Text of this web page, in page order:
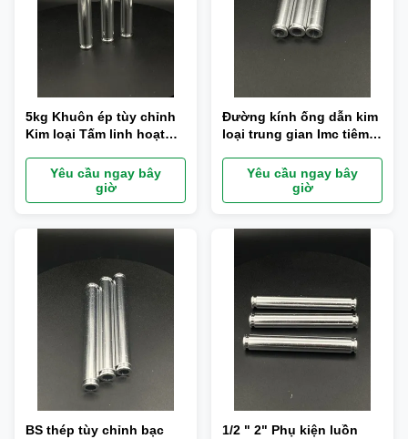
5kg Khuôn ép tùy chỉnh
Kim loại Tấm linh hoạt
Yêu cầu ngay bây
giờ
Đường kính ống dẫn kim
loại trung gian Imc tiêm
Yêu cầu ngay bây
giờ
BS thép tùy chỉnh bạc
1/2 " 2" Phụ kiện luồn